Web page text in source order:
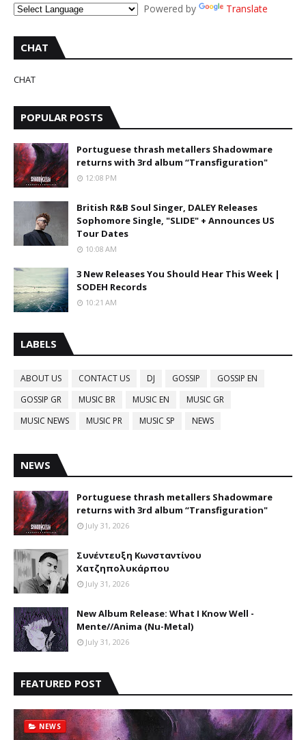
Powered by Translate
CHAT
CHAT
POPULAR POSTS
Portuguese thrash metallers Shadowmare
returns with 3rd album “Transfiguration"
12:08 PM
British R&B Soul Singer, DALEY Releases
Sophomore Single, "SLIDE" + Announces US
Tour Dates
10:08 AM
3 New Releases You Should Hear This Week |
SODEH Records
10:21 AM
LABELS
ABOUT US CONTACT US DJ GOSSIP
GOSSIP EN
GOSSIP GR
MUSIC BR MUSIC EN
MUSIC GR
MUSIC NEWS
MUSIC PR MUSIC SP NEWS
NEWS
Portuguese thrash metallers Shadowmare
returns with 3rd album “Transfiguration"
July 31, 2026
Συνέντευξη Κωνσταντίνου
Χατζηπολυκάρπου
July 31, 2026
New Album Release: What I Know Well -
Mente//Anima (Nu-Metal)
July 31, 2026
FEATURED POST
NEWS